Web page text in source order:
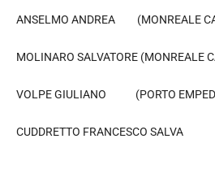
ANSELMO ANDREA (MONREALE
MOLINARO SALVATORE
VOLPE GIULIANO (PORTO
CUDDRETTO FRANCESCO SALVA